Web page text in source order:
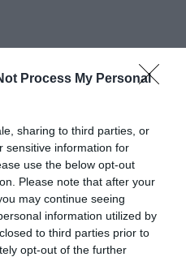
Process My Personal
sharing to third parties, or
sensitive information for
use the below opt-out
Please note that after your
may continue seeing
information utilized by
to third parties prior to
opt-out of the further